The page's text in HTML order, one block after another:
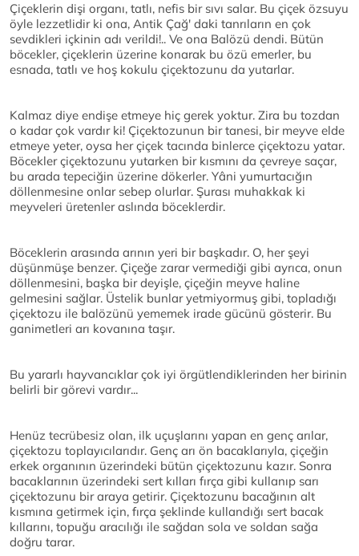
Çiçeklerin dişi organı, tatlı, nefis bir sıvı salar. Bu çiçek özsuyu
öyle lezzetlidir ki ona, Antik Çağ' daki tanrıların en çok
sevdikleri içkinin adı verildi!.. Ve ona Balözü dendi. Bütün
böcekler, çiçeklerin üzerine konarak bu özü emerler, bu
esnada, tatlı ve hoş kokulu çiçektozunu da yutarlar.
Kalmaz diye endişe etmeye hiç gerek yoktur. Zira bu tozdan
o kadar çok vardır ki! Çiçektozunun bir tanesi, bir meyve elde
etmeye yeter, oysa her çiçek tacında binlerce çiçektozu yatar.
Böcekler çiçektozunu yutarken bir kısmını da çevreye saçar,
bu arada tepeciğin üzerine dökerler. Yâni yumurtacığın
döllenmesine onlar sebep olurlar. Şurası muhakkak ki
meyveleri üretenler aslında böceklerdir.
Böceklerin arasında arının yeri bir başkadır. O, her şeyi
düşünmüşe benzer. Çiçeğe zarar vermediği gibi ayrıca, onun
döllenmesini, başka bir deyişle, çiçeğin meyve haline
gelmesini sağlar. Üstelik bunlar yetmiyormuş gibi, topladığı
çiçektozu ile balözünü yememek irade gücünü gösterir. Bu
ganimetleri arı kovanına taşır.
Bu yararlı hayvancıklar çok iyi örgütlendiklerinden her birinin
belirli bir görevi vardır...
Henüz tecrübesiz olan, ilk uçuşlarını yapan en genç arılar,
çiçektozu toplayıcılarıdır. Genç arı ön bacaklarıyla, çiçeğin
erkek organının üzerindeki bütün çiçektozunu kazır. Sonra
bacaklarının üzerindeki sert kılları fırça gibi kullanıp sarı
çiçektozunu bir araya getirir. Çiçektozunu bacağının alt
kısmına getirmek için, fırça şeklinde kullandığı sert bacak
kıllarını, topuğu aracılığı ile sağdan sola ve soldan sağa
doğru tarar.